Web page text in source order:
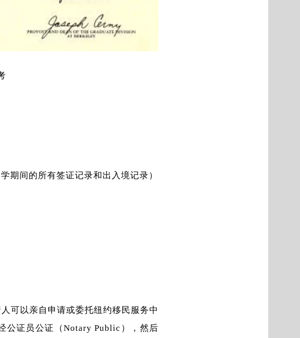
期间的所有签证记录和出入境记录）
可以亲自申请或委托纽约移民服务中
公证员公证（Notary Public），然后